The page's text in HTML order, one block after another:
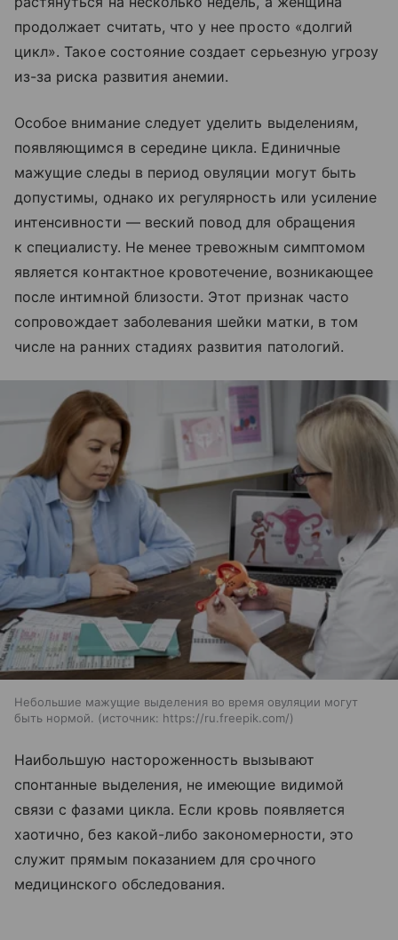
продолжает считать, что у нее просто «долгий
цикл». Такое состояние создает серьезную угрозу
из-за риска развития анемии.
Особое внимание следует уделить выделениям,
появляющимся в середине цикла. Единичные
мажущие следы в период овуляции могут быть
допустимы, однако их регулярность или усиление
интенсивности — веский повод для обращения
к специалисту. Не менее тревожным симптомом
является контактное кровотечение, возникающее
после интимной близости. Этот признак часто
сопровождает заболевания шейки матки, в том
числе на ранних стадиях развития патологий.
Небольшие мажущие выделения во время овуляции могут
быть нормой.
источник: https://ru.freepik.com/
Наибольшую настороженность вызывают
спонтанные выделения, не имеющие видимой
связи с фазами цикла. Если кровь появляется
хаотично, без какой-либо закономерности, это
служит прямым показанием для срочного
медицинского обследования.